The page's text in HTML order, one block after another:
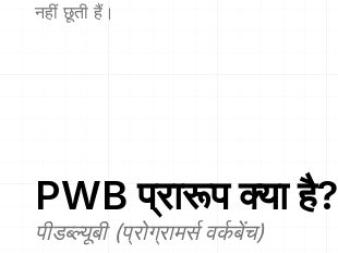
नहीं छूती हैं।
PWB प्रारूप क्या है?
पीडब्ल्यूबी (प्रोग्रामर्स वर्कबेंच)